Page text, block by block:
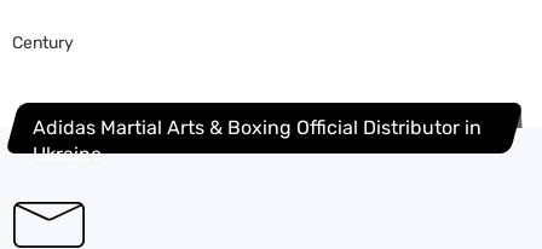
Century
Adidas Martial Arts & Boxing Official Distributor in
Ukraine